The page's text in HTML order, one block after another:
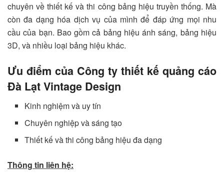
chuyên về thiết kế và thi công bảng hiệu truyền thống. Mà
còn đa dạng hóa dịch vụ của mình để đáp ứng mọi nhu
cầu của bạn. Bao gồm cả bảng hiệu ánh sáng, bảng hiệu
3D, và nhiều loại bảng hiệu khác.
Ưu điểm của Công ty thiết kế quảng cáo
Đà Lạt Vintage Design
Kinh nghiệm và uy tín
Chuyên nghiệp và sáng tạo
Thiết kế và thi công bảng hiệu đa dạng
Thông tin liên hệ: